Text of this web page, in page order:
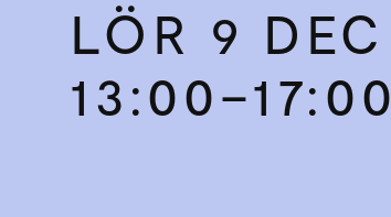
LÖR 9 DEC
13:00–17:00